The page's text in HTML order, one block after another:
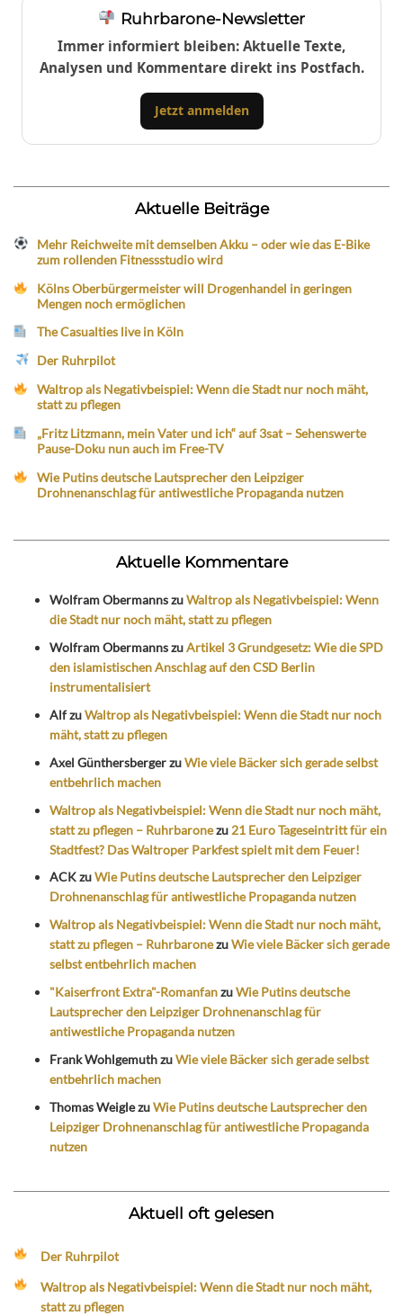
Ruhrbarone-Newsletter
Immer informiert bleiben: Aktuelle Texte,
Analysen und Kommentare direkt ins Postfach.
Jetzt anmelden
Aktuelle Beiträge
Mehr Reichweite mit demselben Akku – oder wie das E-Bike
zum rollenden Fitnessstudio wird
Kölns Oberbürgermeister will Drogenhandel in geringen
Mengen noch ermöglichen
The Casualties live in Köln
Der Ruhrpilot
Waltrop als Negativbeispiel: Wenn die Stadt nur noch mäht,
statt zu pflegen
„Fritz Litzmann, mein Vater und ich“ auf 3sat – Sehenswerte
Pause-Doku nun auch im Free-TV
Wie Putins deutsche Lautsprecher den Leipziger
Drohnenanschlag für antiwestliche Propaganda nutzen
Aktuelle Kommentare
Wolfram ObermannszuWaltrop als Negativbeispiel: Wenn
die Stadt nur noch mäht, statt zu pflegen
Wolfram ObermannszuArtikel 3 Grundgesetz: Wie die SPD
den islamistischen Anschlag auf den CSD Berlin
instrumentalisiert
AlfzuWaltrop als Negativbeispiel: Wenn die Stadt nur noch
mäht, statt zu pflegen
Axel GünthersbergerzuWie viele Bäcker sich gerade selbst
entbehrlich machen
Waltrop als Negativbeispiel: Wenn die Stadt nur noch mäht,
statt zu pflegen – Ruhrbaronezu 21 Euro Tageseintritt für ein
Stadtfest? Das Waltroper Parkfest spielt mit dem Feuer!
ACKzuWie Putins deutsche Lautsprecher den Leipziger
Drohnenanschlag für antiwestliche Propaganda nutzen
Waltrop als Negativbeispiel: Wenn die Stadt nur noch mäht,
statt zu pflegen – RuhrbaronezuWie viele Bäcker sich gerade
selbst entbehrlich machen
"Kaiserfront Extra"-RomanfanzuWie Putins deutsche
Lautsprecher den Leipziger Drohnenanschlag für
antiwestliche Propaganda nutzen
Frank WohlgemuthzuWie viele Bäcker sich gerade selbst
entbehrlich machen
Thomas WeiglezuWie Putins deutsche Lautsprecher den
Leipziger Drohnenanschlag für antiwestliche Propaganda
nutzen
Aktuell oft gelesen
Der Ruhrpilot
Waltrop als Negativbeispiel: Wenn die Stadt nur noch mäht,
statt zu pflegen